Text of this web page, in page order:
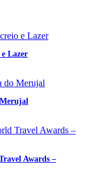
Lazer
Awards –